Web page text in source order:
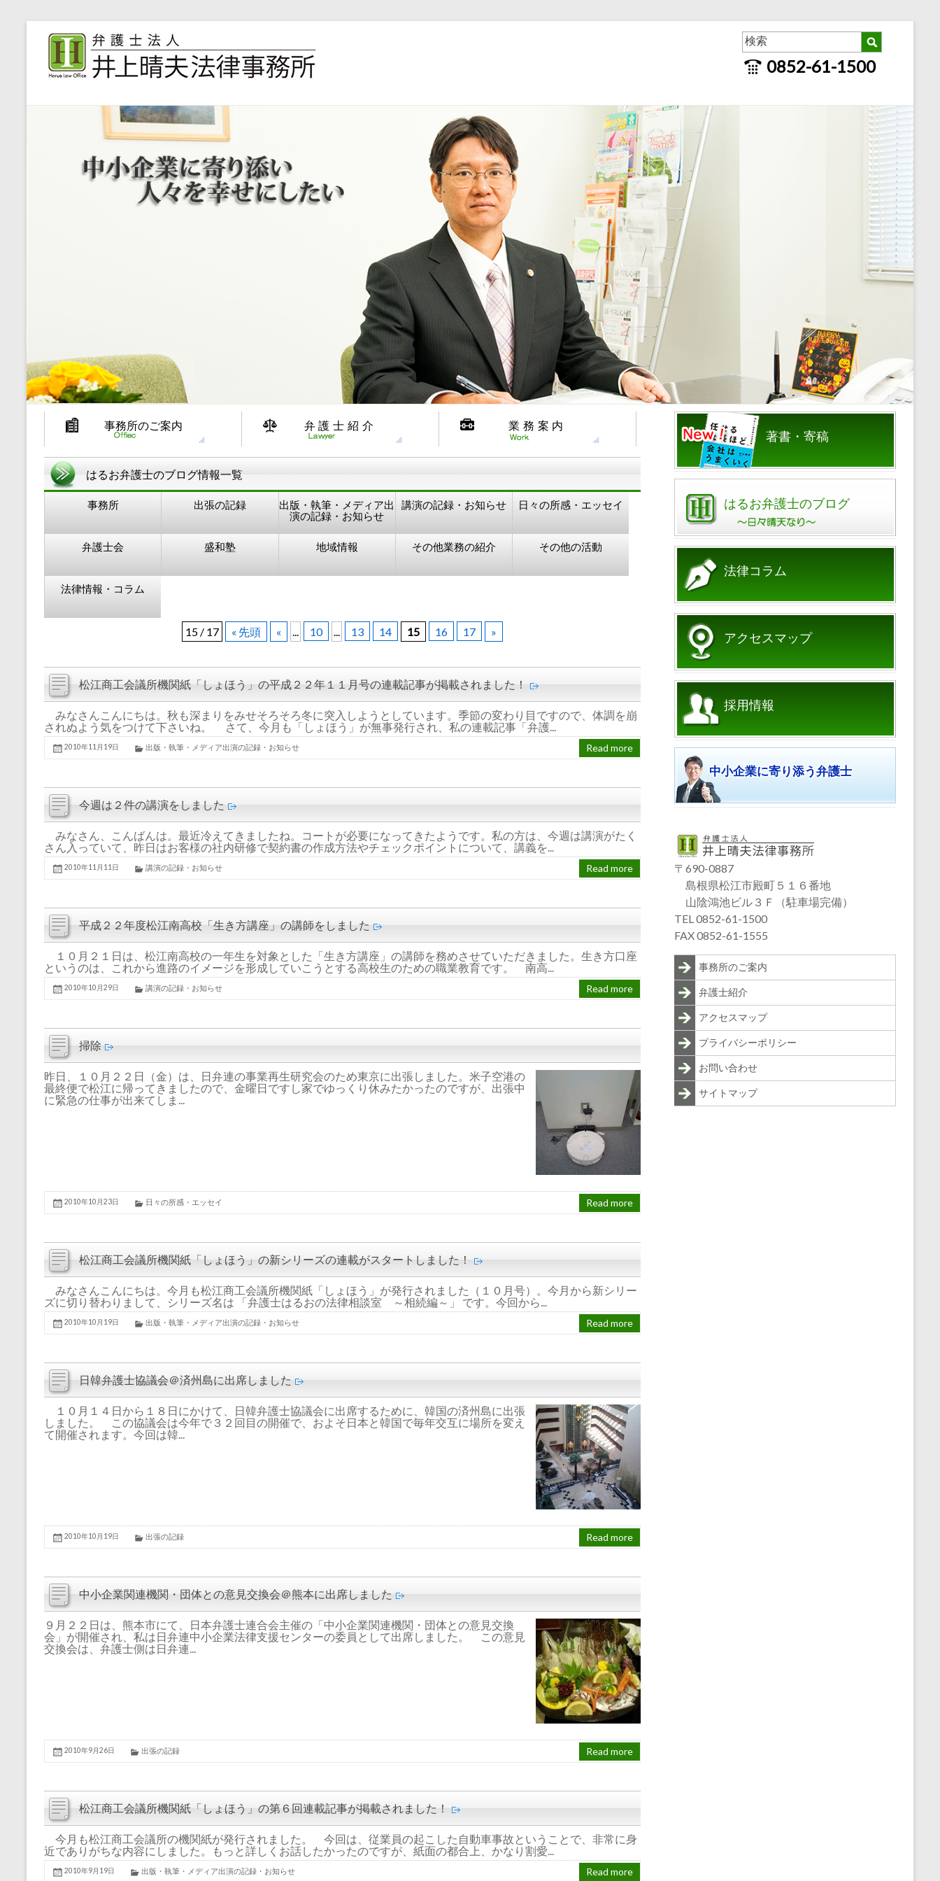
0852-61-1500
事務所のご案内 弁護士紹介 業務案内
はるお弁護士のブログ情報一覧
事務所 出張の記録
出版・執筆・メディア出
演の記録・お知らせ
講演の記録・お知らせ 日々の所感・エッセイ
弁護士会 盛和塾 地域情報 その他業務の紹介 その他の活動
法律情報・コラム
15 / 17 « 先頭 « 10 13 14 15 16 17 »
松江商工会議所機関紙「しょほう」の平成２２年１１月号の連載記事が掲載されました！
みなさんこんにちは。秋も深まりをみせそろそろ冬に突入しようとしています。季節の変わり目ですので、体調を崩
されぬよう気をつけて下さいね。 さて、今月も「しょほう」が無事発行され、私の連載記事「弁護...
2010年11月19日 出版・執筆・メディア出演の記録・お知らせ Read more
今週は２件の講演をしました
みなさん、こんばんは。最近冷えてきましたね。コートが必要になってきたようです。私の方は、今週は講演がたく
さん入っていて、昨日はお客様の社内研修で契約書の作成方法やチェックポイントについて、講義を...
2010年11月11日 講演の記録・お知らせ Read more
平成２２年度松江南高校「生き方講座」の講師をしました
１０月２１日は、松江南高校の一年生を対象とした「生き方講座」の講師を務めさせていただきました。生き方口座
というのは、これから進路のイメージを形成していこうとする高校生のための職業教育です。 南高...
2010年10月29日 講演の記録・お知らせ Read more
掃除
昨日、１０月２２日（金）は、日弁連の事業再生研究会のため東京に出張しました。米子空港の
最終便で松江に帰ってきましたので、金曜日ですし家でゆっくり休みたかったのですが、出張中
に緊急の仕事が出来てしま...
2010年10月23日 日々の所感・エッセイ Read more
松江商工会議所機関紙「しょほう」の新シリーズの連載がスタートしました！
みなさんこんにちは。今月も松江商工会議所機関紙「しょほう」が発行されました（１０月号）。今月から新シリー
ズに切り替わりまして、シリーズ名は 「弁護士はるおの法律相談室 ～相続編～」 です。今回から...
2010年10月19日 出版・執筆・メディア出演の記録・お知らせ Read more
日韓弁護士協議会＠済州島に出席しました
１０月１４日から１８日にかけて、日韓弁護士協議会に出席するために、韓国の済州島に出張
しました。 この協議会は今年で３２回目の開催で、およそ日本と韓国で毎年交互に場所を変え
て開催されます。今回は韓...
2010年10月19日 出張の記録 Read more
中小企業関連機関・団体との意見交換会＠熊本に出席しました
９月２２日は、熊本市にて、日本弁護士連合会主催の「中小企業関連機関・団体との意見交換
会」が開催され、私は日弁連中小企業法律支援センターの委員として出席しました。 この意見
交換会は、弁護士側は日弁連...
2010年9月26日 出張の記録 Read more
松江商工会議所機関紙「しょほう」の第６回連載記事が掲載されました！
今月も松江商工会議所の機関紙が発行されました。 今回は、従業員の起こした自動車事故ということで、非常に身
近でありがちな内容にしました。もっと詳しくお話したかったのですが、紙面の都合上、かなり割愛...
2010年9月19日 出版・執筆・メディア出演の記録・お知らせ Read more
著書・寄稿
はるお弁護士のブログ
法律コラム
アクセスマップ
採用情報
中小企業に寄り添う弁護士
〒690-0887
島根県松江市殿町５１６番地
山陰鴻池ビル３Ｆ（駐車場完備）
TEL 0852-61-1500
FAX 0852-61-1555
事務所のご案内
弁護士紹介
アクセスマップ
プライバシーポリシー
お問い合わせ
サイトマップ